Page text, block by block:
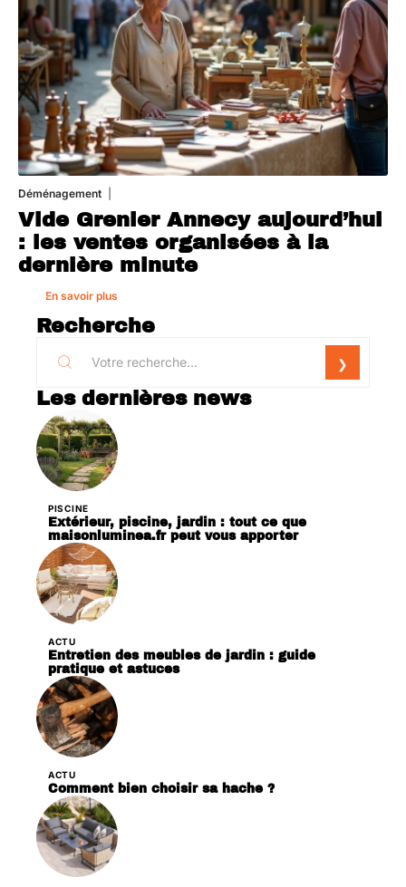
Déménagement
Vide Grenier Annecy aujourd’hui
: les ventes organisées à la
dernière minute
En savoir plus
Recherche
Les dernières news
PISCINE
Extérieur, piscine, jardin : tout ce que
maisonluminea.fr peut vous apporter
ACTU
Entretien des meubles de jardin : guide
pratique et astuces
ACTU
Comment bien choisir sa hache ?